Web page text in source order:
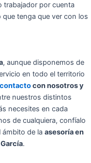
trabajador por cuenta
tenga que ver con los
, aunque disponemos de
en todo el territorio
contactocon nosotros y
nuestros distintos
necesites en cada
de cualquiera, confíalo
ámbito de la asesoría en
.